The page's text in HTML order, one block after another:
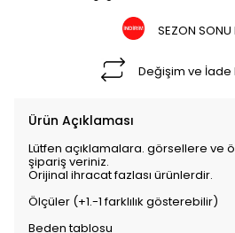
SEZON SONU
Değişim ve İade
Ürün Açıklaması
Lütfen açıklamalara. görsellere ve
şipariş veriniz.
Orijinal ihracat fazlası ürünlerdir.
Ölçüler (+1.-1 farklılık gösterebilir)
Beden tablosu